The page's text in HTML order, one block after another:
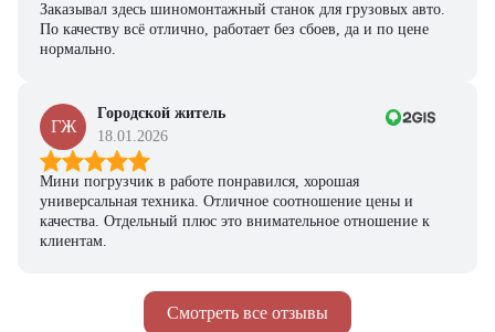
Смотреть все отзывы
Заказывал здесь шиномонтажный станок для грузовых авто.
По качеству всё отлично, работает без сбоев, да и по цене
нормально.
ГЖ
Городской житель
18.01.2026
Мини погрузчик в работе понравился, хорошая
универсальная техника. Отличное соотношение цены и
качества. Отдельный плюс это внимательное отношение к
клиентам.